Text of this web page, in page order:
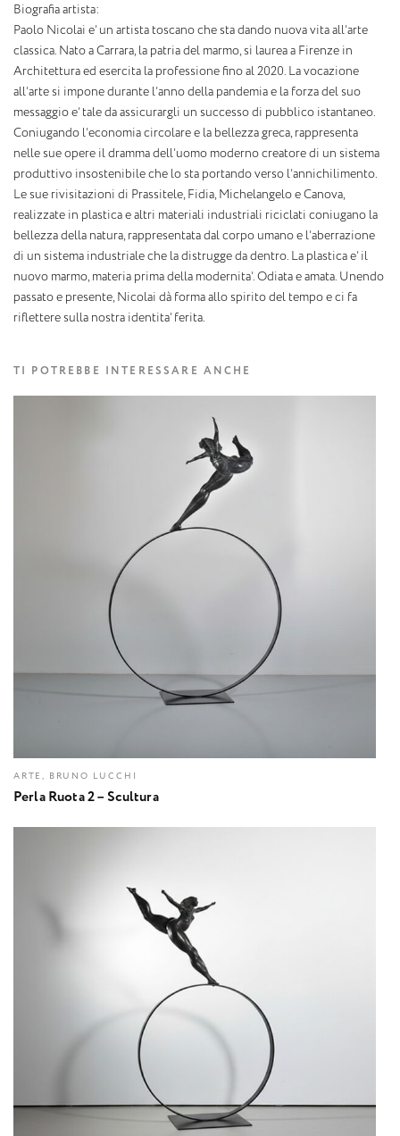
Biografia artista:
Paolo Nicolai e’ un artista toscano che sta dando nuova vita all’arte
classica. Nato a Carrara, la patria del marmo, si laurea a Firenze in
Architettura ed esercita la professione fino al 2020. La vocazione
all’arte si impone durante l’anno della pandemia e la forza del suo
messaggio e’ tale da assicurargli un successo di pubblico istantaneo.
Coniugando l’economia circolare e la bellezza greca, rappresenta
nelle sue opere il dramma dell’uomo moderno creatore di un sistema
produttivo insostenibile che lo sta portando verso l’annichilimento.
Le sue rivisitazioni di Prassitele, Fidia, Michelangelo e Canova,
realizzate in plastica e altri materiali industriali riciclati coniugano la
bellezza della natura, rappresentata dal corpo umano e l’aberrazione
di un sistema industriale che la distrugge da dentro. La plastica e’ il
nuovo marmo, materia prima della modernita’. Odiata e amata. Unendo
passato e presente, Nicolai dà forma allo spirito del tempo e ci fa
riflettere sulla nostra identita’ ferita.
TI POTREBBE INTERESSARE ANCHE
ARTE, BRUNO LUCCHI
Perla Ruota 2 – Scultura